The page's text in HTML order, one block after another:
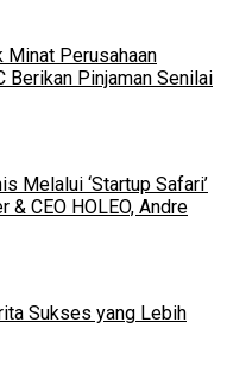
Minat Perusahaan
Berikan Pinjaman Senilai
Melalui ‘Startup Safari’
& CEO HOLEO, Andre
Sukses yang Lebih